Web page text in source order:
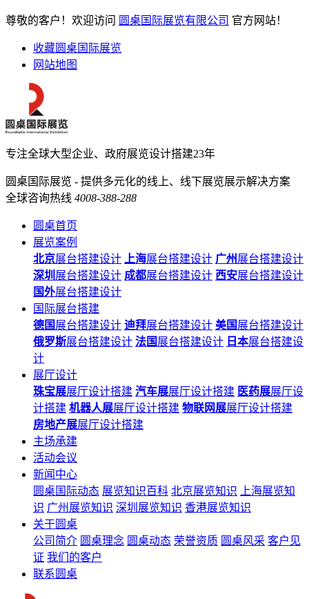
尊敬的客户！欢迎访问 圆桌国际展览有限公司 官方网站！
收藏圆桌国际展览
网站地图
专注全球大型企业、政府展览设计搭建23年
圆桌国际展览 - 提供多元化的线上、线下展览展示解决方案
全球咨询热线 4008-388-288
圆桌首页
展览案例
北京展台搭建设计 上海展台搭建设计 广州展台搭建设计
深圳 展台搭建设计 成都展台搭建设计 西安展台搭建设计
国外展台搭建设计
国际展台搭建
德国 展台搭建设计 迪拜展台搭建设计 美国 展台搭建设计
俄罗斯展台搭建设计 法国 展台搭建设计 日本展台搭建设
计
展厅设计
珠宝展展厅设计搭建 汽车展展厅设计搭建 医药展展厅设
计搭建 机器人展展厅设计搭建 物联网展展厅设计搭建
房地产展展厅设计搭建
主场承建
活动会议
新闻中心
圆桌国际动态 展览知识百科 北京展览知识
上海展览知
识 广州展览知识 深圳展览知识 香港展览知识
关于圆桌
公司简介 圆桌理念 圆桌动态 荣誉资质 圆桌风采 客户见
证 我们的客户
联系圆桌